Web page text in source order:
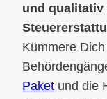
und
Kümmere
Paket und die